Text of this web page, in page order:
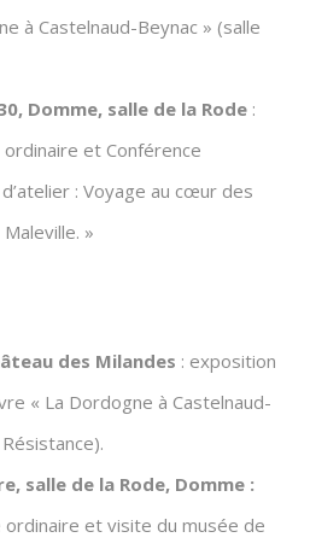
à Castelnaud-Beynac » (salle
Domme, salle de la Rode :
et Conférence
: Voyage au cœur des
»
des Milandes : exposition
« La Dordogne à Castelnaud-
salle de la Rode, Domme :
et visite du musée de